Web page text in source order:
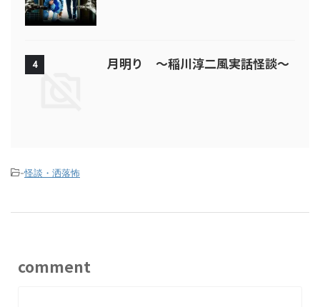
4 月明り ～稲川淳二風実話怪談～
-怪談・洒落怖
comment